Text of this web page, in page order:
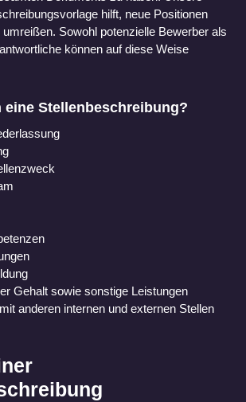
hilft, neue Positionen
Sowohl potenzielle Bewerber als
können auf diese Weise
eine Stellenbeschreibung?
Gehalt sowie sonstige Leistungen
anderen internen und externen Stellen